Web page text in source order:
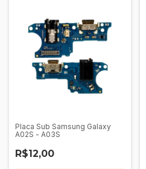
Placa Sub Samsung Galaxy
A02S - A03S
R$12,00